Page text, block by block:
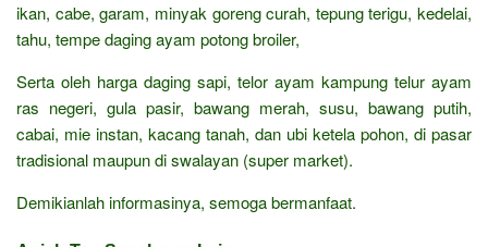
ikan, cabe, garam, minyak goreng curah, tepung terigu, kedelai,
tahu, tempe daging ayam potong broiler,
Serta oleh harga daging sapi, telor ayam kampung telur ayam
ras negeri, gula pasir, bawang merah, susu, bawang putih,
cabai, mie instan, kacang tanah, dan ubi ketela pohon, di pasar
tradisional maupun di swalayan (super market).
Demikianlah informasinya, semoga bermanfaat.